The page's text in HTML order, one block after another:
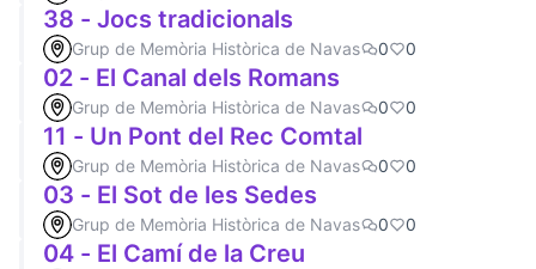
38 - Jocs tradicionals
Grup de Memòria Històrica de Navas 0 0
02 - El Canal dels Romans
Grup de Memòria Històrica de Navas 0 0
11 - Un Pont del Rec Comtal
Grup de Memòria Històrica de Navas 0 0
03 - El Sot de les Sedes
Grup de Memòria Històrica de Navas 0 0
04 - El Camí de la Creu